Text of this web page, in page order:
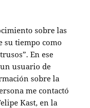
sobre las
su tiempo como
En ese
usuario de
sobre la
me contactó
Kast, en la